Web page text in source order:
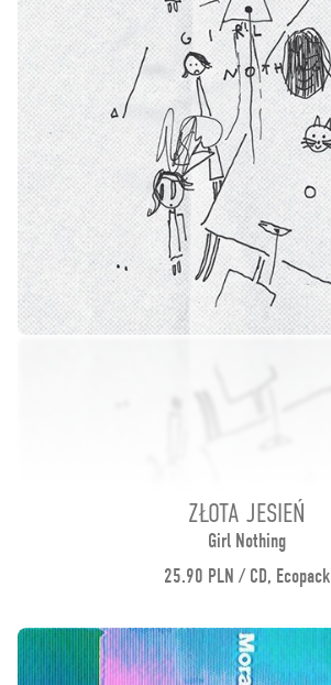
ZŁOTA JESIEŃ
Girl Nothing
25.90 PLN / CD, Ecopack